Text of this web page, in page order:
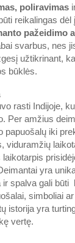
poliravimas
reikalingas dėl
pažeidimo
svarbus, nes
užtikrinant,
būklės.
rasti Indijoje,
Per amžius
papuošalų iki
viduramžių
yra
ir spalva gali būti
simboliai
istorija yra
vertę.